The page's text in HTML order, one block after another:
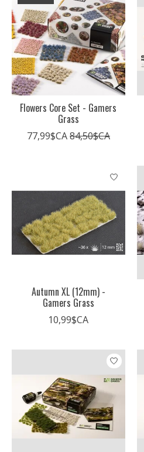
Flowers Core Set - Gamers
Grass
77,99$CA84,50$CA
Autumn XL (12mm) -
Gamers Grass
10,99$CA